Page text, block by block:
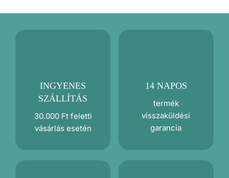
INGYENES
SZÁLLÍTÁS
30.000 Ft feletti
vásárlás esetén
14 NAPOS
termék
visszaküldési
garancia